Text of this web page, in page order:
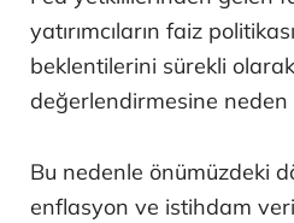
yatırımcıların faiz
beklentilerini sürekli
değerlendirmesine neden
Bu nedenle önümüzdeki
enflasyon ve istihdam